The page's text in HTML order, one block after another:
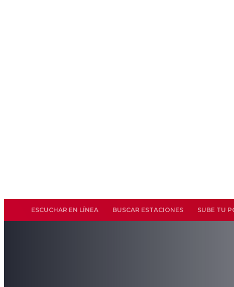
ESCUCHAR EN LÍNEA BUSCAR ESTACIONES SUBE TU